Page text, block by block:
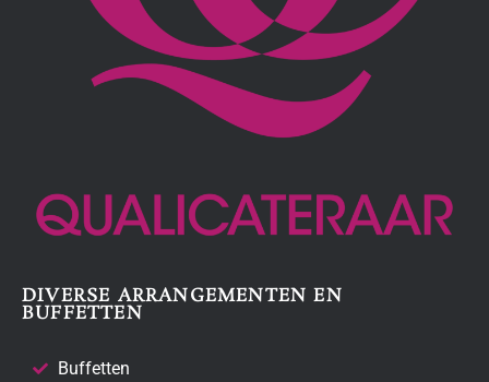
DIVERSE ARRANGEMENTEN EN
BUFFETTEN
Buffetten